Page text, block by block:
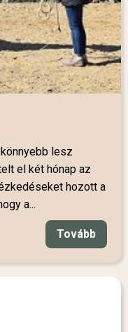
lesz
el két hónap az
hozott a
a...
Tovább